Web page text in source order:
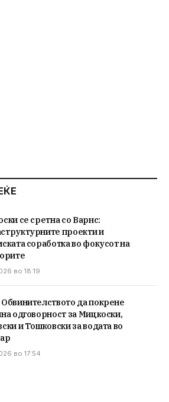
се сретна со Варнс:
проекти и
соработка во фокусот на
во 18:19
да покрене
одговорност за Мицкоски,
и Тошковски за водата во
во 17:54